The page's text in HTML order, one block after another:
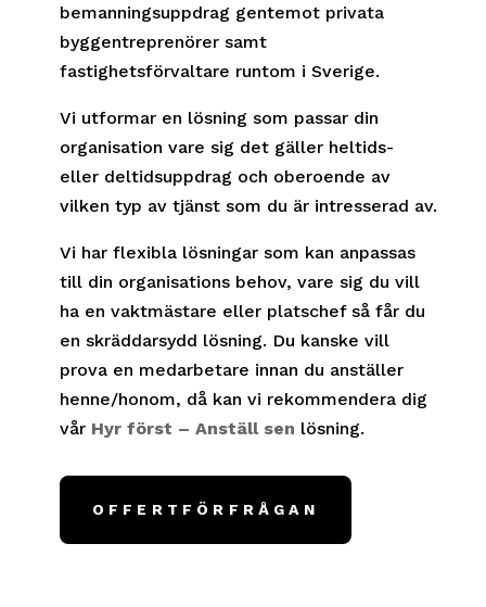
bemanningsuppdrag gentemot privata
byggentreprenörer samt
fastighetsförvaltare runtom i Sverige.
Vi utformar en lösning som passar din
organisation vare sig det gäller heltids-
eller deltidsuppdrag och oberoende av
vilken typ av tjänst som du är intresserad av.
Vi har flexibla lösningar som kan anpassas
till din organisations behov, vare sig du vill
ha en vaktmästare eller platschef så får du
en skräddarsydd lösning. Du kanske vill
prova en medarbetare innan du anställer
henne/honom, då kan vi rekommendera dig
vår Hyr först – Anställ sen lösning.
OFFERTFÖRFRÅGAN